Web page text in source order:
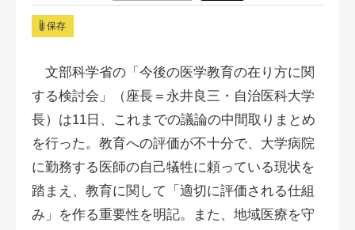
保存
文部科学省の「今後の医学教育の在り方に関
する検討会」（座長＝永井良三・自治医科大学
長）は11日、これまでの議論の中間取りまとめ
を行った。教育への評価が不十分で、大学病院
に勤務する医師の自己犠牲に頼っている現状を
踏まえ、教育に関して「適切に評価される仕組
み」を作る重要性を明記。また、地域医療を守